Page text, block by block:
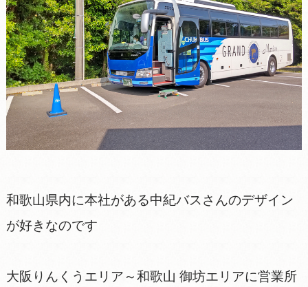
和歌山県内に本社がある中紀バスさんのデザイン
が好きなのです
大阪りんくうエリア～和歌山 御坊エリアに営業所